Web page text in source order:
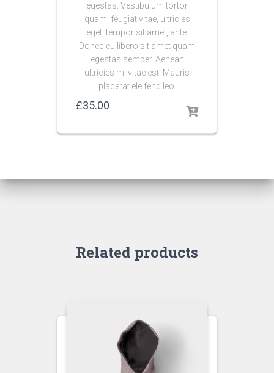
egestas. Vestibulum tortor
quam, feugiat vitae, ultricies
eget, tempor sit amet, ante.
Donec eu libero sit amet quam
egestas semper. Aenean
ultricies mi vitae est. Mauris
placerat eleifend leo.
£35.00
Related products